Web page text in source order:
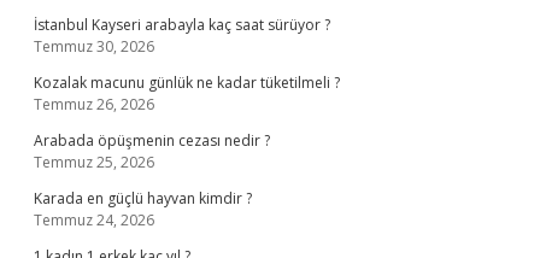
İstanbul Kayseri arabayla kaç saat sürüyor ?
Temmuz 30, 2026
Kozalak macunu günlük ne kadar tüketilmeli ?
Temmuz 26, 2026
Arabada öpüşmenin cezası nedir ?
Temmuz 25, 2026
Karada en güçlü hayvan kimdir ?
Temmuz 24, 2026